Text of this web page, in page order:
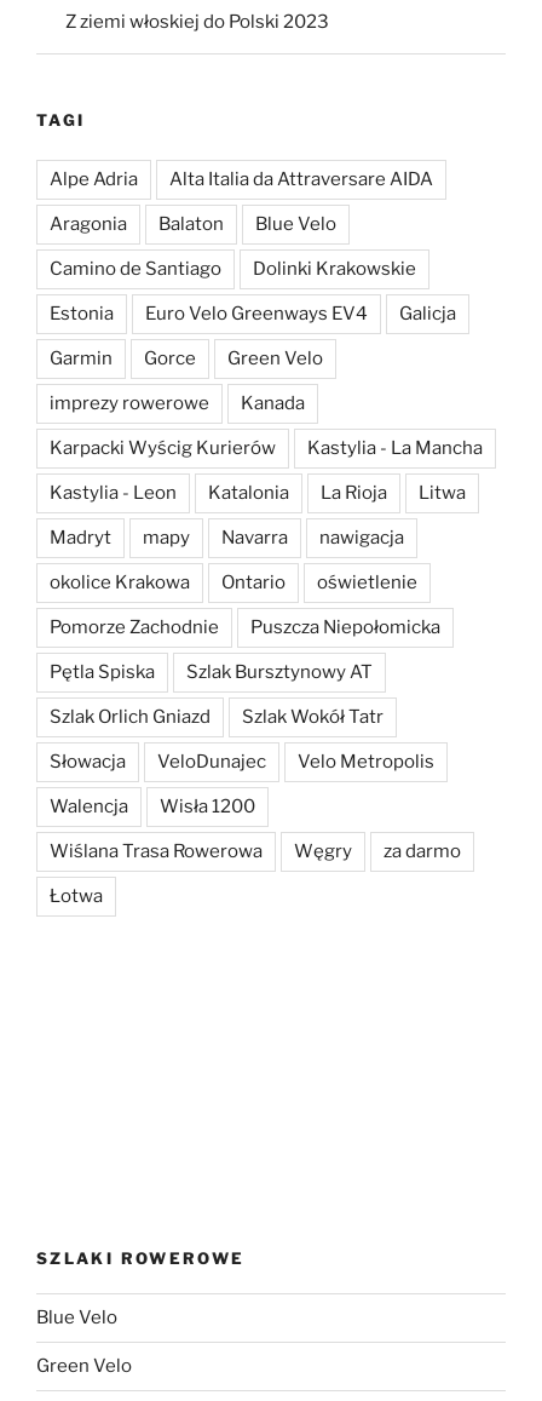
Z ziemi włoskiej do Polski 2023
TAGI
Alpe Adria Alta Italia da Attraversare AIDA
Aragonia Balaton Blue Velo
Camino de Santiago Dolinki Krakowskie
Estonia Euro Velo Greenways EV4 Galicja
Garmin Gorce Green Velo
imprezy rowerowe Kanada
Karpacki Wyścig Kurierów Kastylia - La Mancha
Kastylia - Leon Katalonia La Rioja Litwa
Madryt mapy Navarra nawigacja
okolice Krakowa Ontario oświetlenie
Pomorze Zachodnie Puszcza Niepołomicka
Pętla Spiska Szlak Bursztynowy AT
Szlak Orlich Gniazd Szlak Wokół Tatr
Słowacja VeloDunajec Velo Metropolis
Walencja Wisła 1200
Wiślana Trasa Rowerowa Węgry za darmo
Łotwa
SZLAKI ROWEROWE
Blue Velo
Green Velo